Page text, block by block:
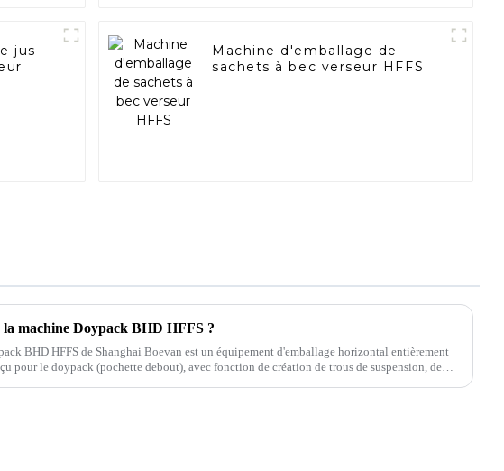
jus
Machine d'emballage de
sachets à bec verseur HFFS
la machine Doypack BHD HFFS ?
BHD HFFS de Shanghai Boevan est un équipement d'emballage horizontal entièrement
pour le doypack (pochette debout), avec fonction de création de trous de suspension, de